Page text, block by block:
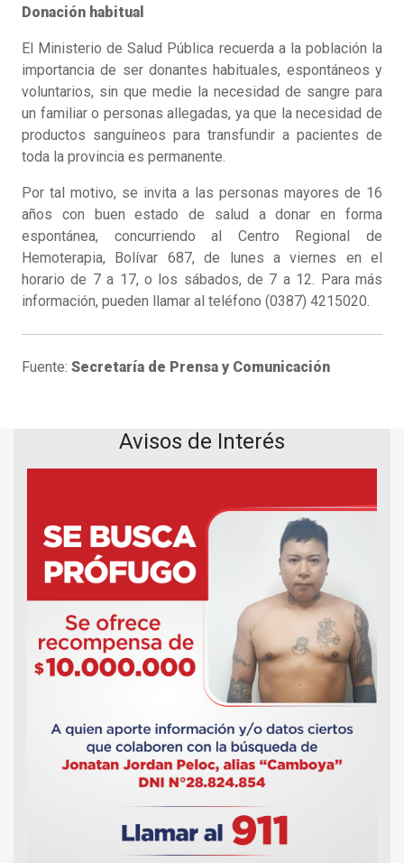
Donación habitual
El Ministerio de Salud Pública recuerda a la población la
importancia de ser donantes habituales, espontáneos y
voluntarios, sin que medie la necesidad de sangre para
un familiar o personas allegadas, ya que la necesidad de
productos sanguíneos para transfundir a pacientes de
toda la provincia es permanente.
Por tal motivo, se invita a las personas mayores de 16
años con buen estado de salud a donar en forma
espontánea, concurriendo al Centro Regional de
Hemoterapia, Bolívar 687, de lunes a viernes en el
horario de 7 a 17, o los sábados, de 7 a 12. Para más
información, pueden llamar al teléfono (0387) 4215020.
Fuente: Secretaría de Prensa y Comunicación
Avisos de Interés